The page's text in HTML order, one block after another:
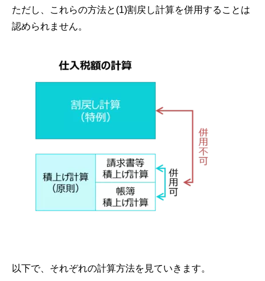
ただし、これらの方法と(1)割戻し計算を併用することは
認められません。
以下で、それぞれの計算方法を見ていきます。